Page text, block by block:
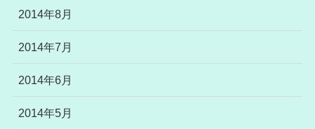
2014年8月
2014年7月
2014年6月
2014年5月